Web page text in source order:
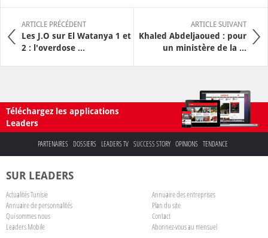
ARTICLE PRÉCÉDENT
Les J.O sur El Watanya 1 et
2 : l'overdose ...
ARTICLE SUIVANT
Khaled Abdeljaoued : pour
un ministère de la ...
Téléchargez les applications
Leaders
PARTENAIRES DOSSIERS LEADERS TV SUCCESS STORY OPINIONS TENDANCE
SUR LEADERS
Actualités Tunisie
Annuaire des entreprises
Annuaire de personnalités
Plan du site
Qui sommes nous
Contact
Leaders Mobile
Abonnez-vous au mensuel